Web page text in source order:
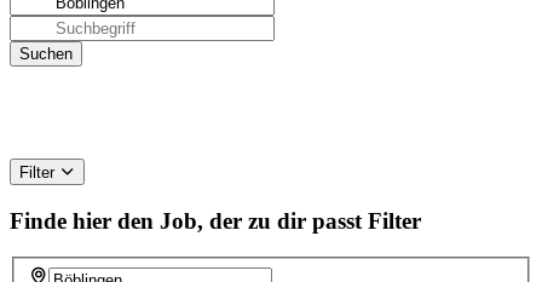
Filter
Finde hier den Job, der zu dir passt Filter